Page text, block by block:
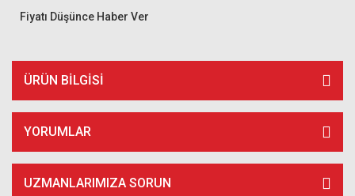
Fiyatı Düşünce Haber Ver
ÜRÜN BILGISI
YORUMLAR
UZMANLARIMIZA SORUN